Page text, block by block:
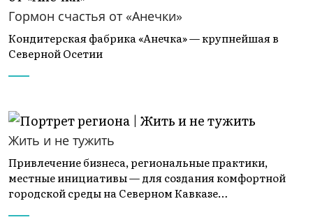
Гормон счастья от «Анечки»
Кондитерская фабрика «Анечка» — крупнейшая в
Северной Осетии
Жить и не тужить
Привлечение бизнеса, региональные практики,
местные инициативы — для создания комфортной
городской среды на Северном Кавказе…